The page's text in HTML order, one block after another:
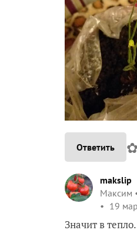
Ответить ✿
makslip
Максим
19
Значит в тепло.